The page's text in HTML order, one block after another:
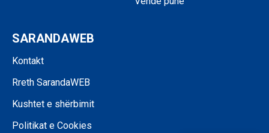
SARANDAWEB
Kontakt
Rreth SarandaWEB
Kushtet e shërbimit
Politikat e Cookies